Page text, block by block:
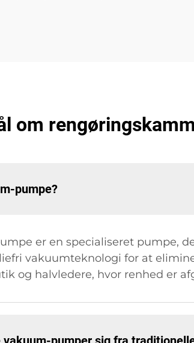
om
pumpe?
er en specialiseret pumpe,
vakuumteknologi for at
og halvledere, hvor renhed er